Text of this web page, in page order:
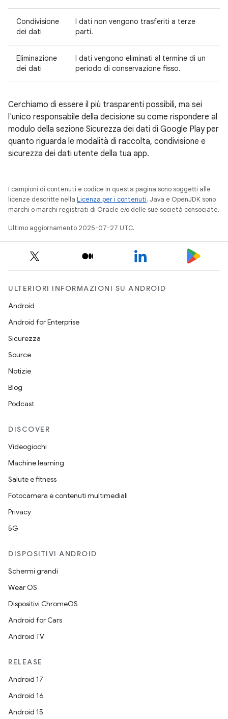
Condivisione
dei dati
I dati non vengono trasferiti a terze
parti.
Eliminazione
dei dati
I dati vengono eliminati al termine di un
periodo di conservazione fisso.
Cerchiamo di essere il più trasparenti possibili, ma sei
l'unico responsabile della decisione su come rispondere al
modulo della sezione Sicurezza dei dati di Google Play per
quanto riguarda le modalità di raccolta, condivisione e
sicurezza dei dati utente della tua app.
I campioni di contenuti e codice in questa pagina sono soggetti alle
licenze descritte nella Licenza per i contenuti. Java e OpenJDK sono
marchi o marchi registrati di Oracle e/o delle sue società consociate.
Ultimo aggiornamento 2025-07-27 UTC.
ULTERIORI INFORMAZIONI SU ANDROID
Android
Android for Enterprise
Sicurezza
Source
Notizie
Blog
Podcast
DISCOVER
Videogiochi
Machine learning
Salute e fitness
Fotocamera e contenuti multimediali
Privacy
5G
DISPOSITIVI ANDROID
Schermi grandi
Wear OS
Dispositivi ChromeOS
Android for Cars
Android TV
RELEASE
Android 17
Android 16
Android 15